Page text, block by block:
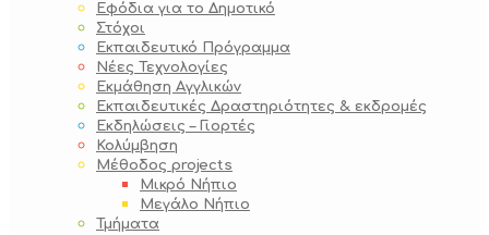
Εφόδια για το Δημοτικό
Στόχοι
Εκπαιδευτικό Πρόγραμμα
Νέες Τεχνολογίες
Εκμάθηση Αγγλικών
Εκπαιδευτικές Δραστηριότητες & εκδρομές
Εκδηλώσεις – Γιορτές
Κολύμβηση
Μέθοδος projects
Μικρό Νήπιο
Μεγάλο Νήπιο
Τμήματα